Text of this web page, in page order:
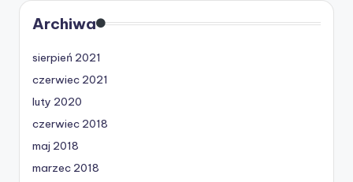
Archiwa
sierpień 2021
czerwiec 2021
luty 2020
czerwiec 2018
maj 2018
marzec 2018